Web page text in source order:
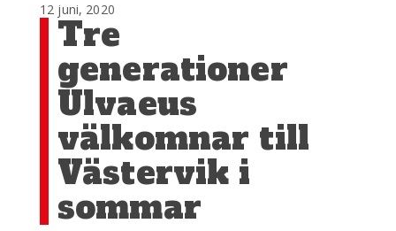
12 juni, 2020
Tre
generationer
Ulvaeus
välkomnar till
Västervik i
sommar